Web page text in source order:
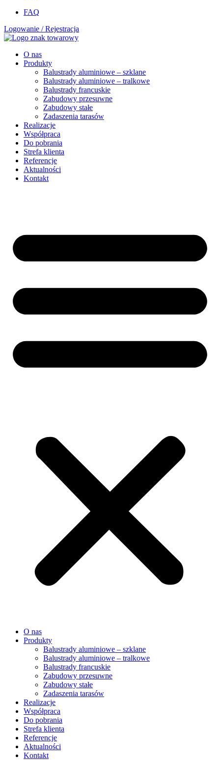
FAQ
Logowanie / Rejestracja
O nas
Produkty
Balustrady aluminiowe – szklane
Balustrady aluminiowe – tralkowe
Balustrady francuskie
Zabudowy przesuwne
Zabudowy stałe
Zadaszenia tarasów
Realizacje
Współpraca
Do pobrania
Strefa klienta
Referencje
Aktualności
Kontakt
O nas
Produkty
Balustrady aluminiowe – szklane
Balustrady aluminiowe – tralkowe
Balustrady francuskie
Zabudowy przesuwne
Zabudowy stałe
Zadaszenia tarasów
Realizacje
Współpraca
Do pobrania
Strefa klienta
Referencje
Aktualności
Kontakt